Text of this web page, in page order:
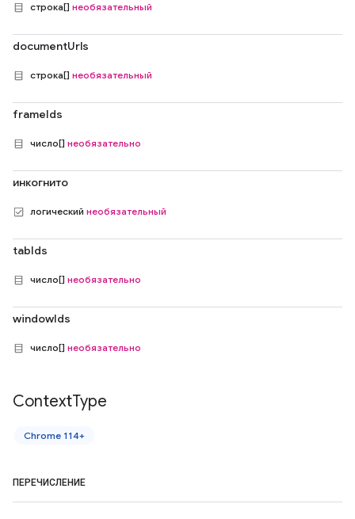
строка[] необязательный
documentUrls
строка[] необязательный
frameIds
число[] необязательно
инкогнито
логический необязательный
tabIds
число[] необязательно
windowIds
число[] необязательно
ContextType
Chrome 114+
ПЕРЕЧИСЛЕНИЕ